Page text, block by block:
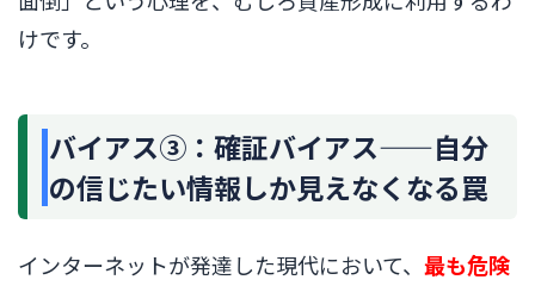
けです。
バイアス③：確証バイアス——自分
の信じたい情報しか見えなくなる罠
インターネットが発達した現代において、 最も危険